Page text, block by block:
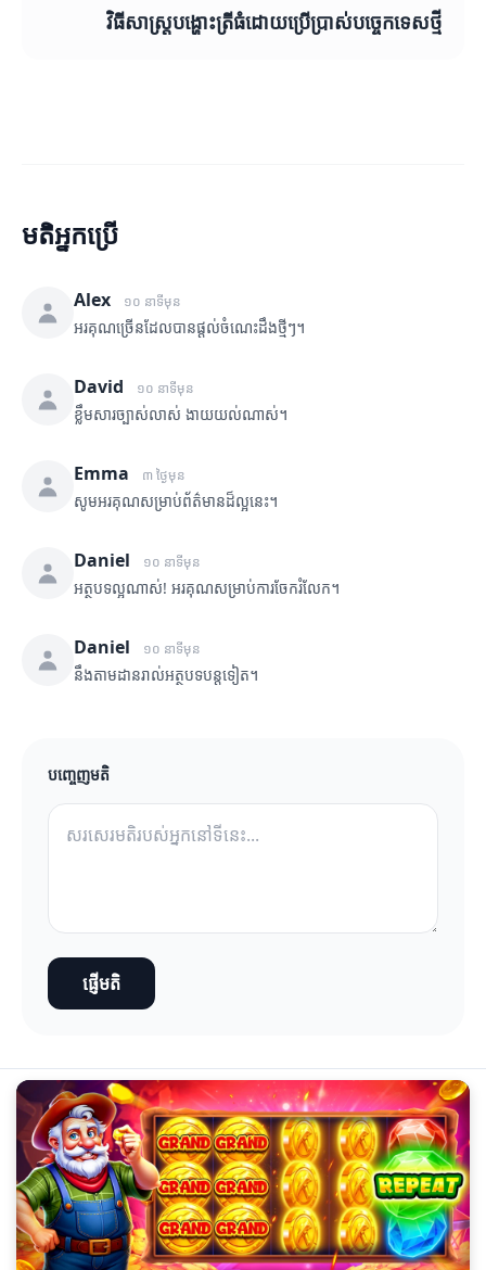
វិធីសាស្ត្របង្ហោះត្រីធំដោយប្រើប្រាស់បច្ចេកទេសថ្មី
មតិអ្នកប្រើ
Alex ១០ នាទីមុន
អរគុណច្រើនដែលបានផ្តល់ចំណេះដឹងថ្មីៗ។
David ១០ នាទីមុន
ខ្លឹមសារច្បាស់លាស់ ងាយយល់ណាស់។
Emma ៣ ថ្ងៃមុន
សូមអរគុណសម្រាប់ព័ត៌មានដ៏ល្អនេះ។
Daniel ១០ នាទីមុន
អត្ថបទល្អណាស់! អរគុណសម្រាប់ការចែករំលែក។
Daniel ១០ នាទីមុន
នឹងតាមដានរាល់អត្ថបទបន្តទៀត។
បញ្ចេញមតិ
ផ្ញើមតិ